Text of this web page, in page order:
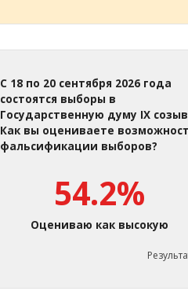
С 18 по 20 сентября 2026 года
состоятся выборы в
Государственную думу IX
Как вы оцениваете
фальсификации выборов?
54.2%
Оцениваю как высокую